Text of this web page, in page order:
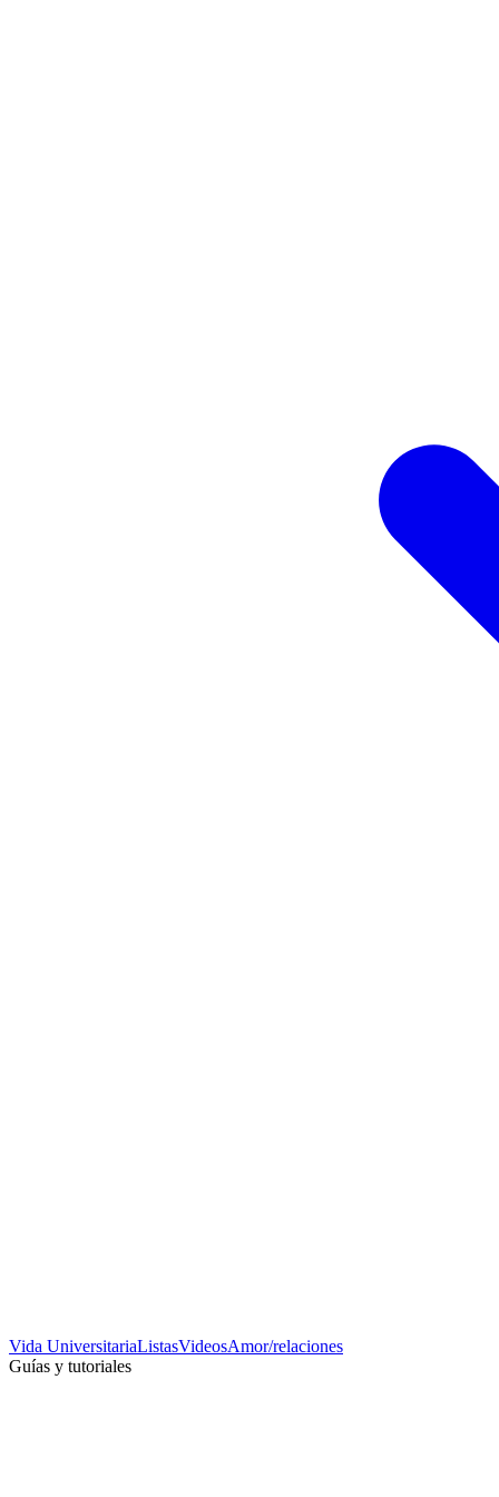
Vida UniversitariaListasVideosAmor/relaciones
Guías y tutoriales